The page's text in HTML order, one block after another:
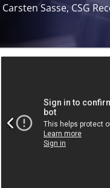
Carsten Sasse, CSG